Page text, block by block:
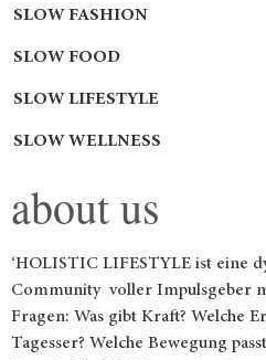
SLOW FASHION
SLOW FOOD
SLOW LIFESTYLE
SLOW WELLNESS
about us
‘HOLISTIC LIFESTYLE ist eine
Community voller Impulsgeber
Fragen: Was gibt Kraft? Welche
Tagesser? Welche Bewegung